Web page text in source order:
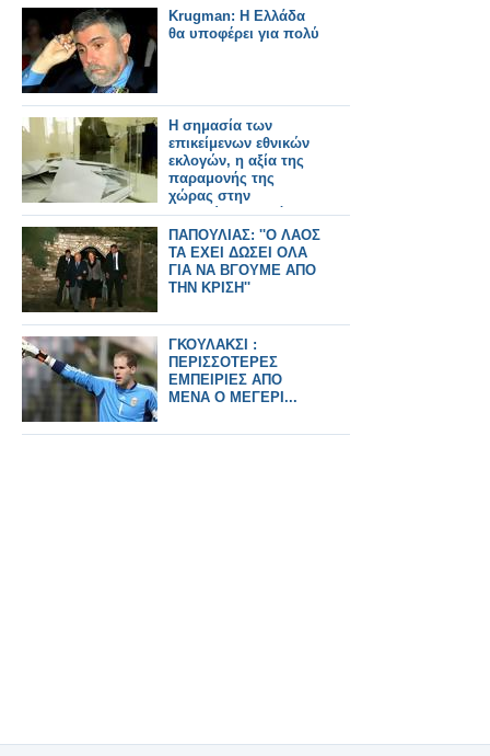
Krugman: Η Ελλάδα
θα υποφέρει για πολύ
Η σημασία των
επικείμενων εθνικών
εκλογών, η αξία της
παραμονής της
χώρας στην
ευρωζώνη, ο στόχος
της αυτοδύναμης
Ελλάδας
ΠΑΠΟΥΛΙΑΣ: ''Ο ΛΑΟΣ
ΤΑ ΕΧΕΙ ΔΩΣΕΙ ΟΛΑ
ΓΙΑ ΝΑ ΒΓΟΥΜΕ ΑΠΟ
ΤΗΝ ΚΡΙΣΗ''
ΓΚΟΥΛΑΚΣΙ :
ΠΕΡΙΣΣΟΤΕΡΕΣ
ΕΜΠΕΙΡΙΕΣ ΑΠΟ
ΜΕΝΑ Ο ΜΕΓΕΡΙ...